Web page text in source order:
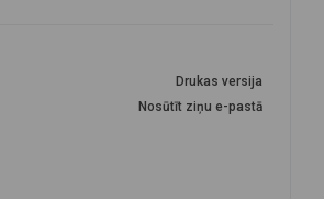
Drukas versija
Nosūtīt ziņu e-pastā